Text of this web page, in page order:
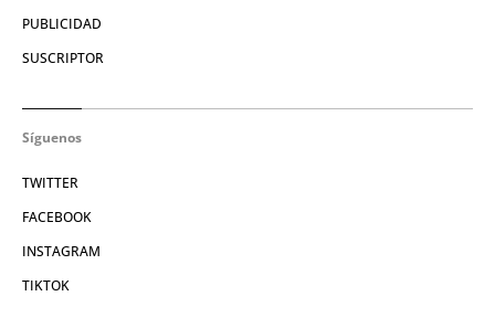
PUBLICIDAD
SUSCRIPTOR
Síguenos
TWITTER
FACEBOOK
INSTAGRAM
TIKTOK